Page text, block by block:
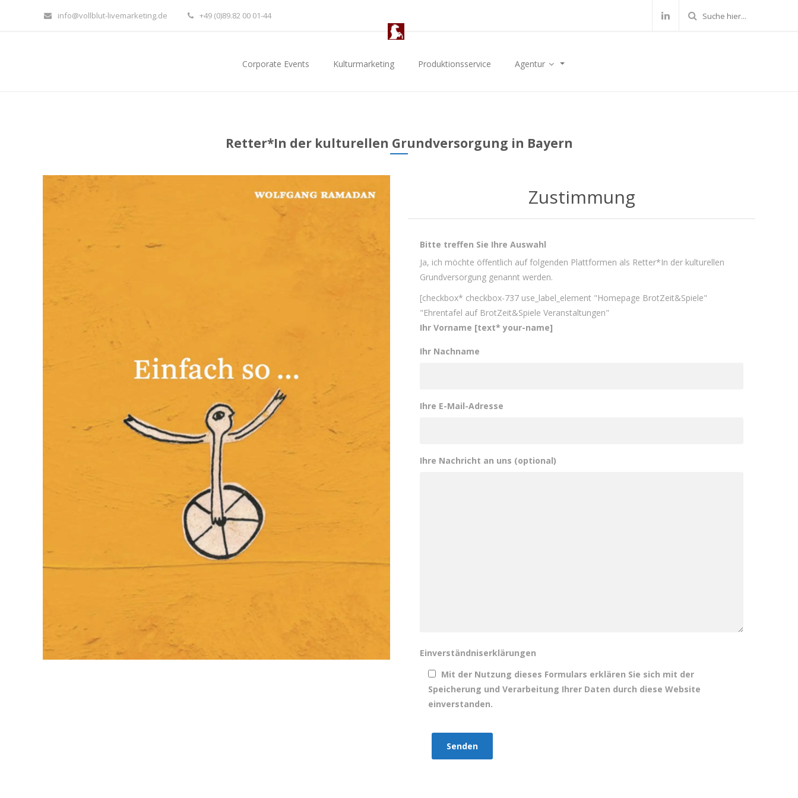
info@vollblut-livemarketing.de +49 (0)89.82 00 01-44
Corporate Events Kulturmarketing Produktionsservice Agentur
Retter*In der kulturellen Grundversorgung in Bayern
Zustimmung
Bitte treffen Sie Ihre Auswahl
Ja, ich möchte öffentlich auf folgenden Plattformen als Retter*In der kulturellen
Grundversorgung genannt werden.
[checkbox* checkbox-737 use_label_element "Homepage BrotZeit&Spiele"
"Ehrentafel auf BrotZeit&Spiele Veranstaltungen"
Ihr Vorname [text* your-name]
Ihr Nachname
Ihre E-Mail-Adresse
Ihre Nachricht an uns (optional)
Einverständniserklärungen
Mit der Nutzung dieses Formulars erklären Sie sich mit der
Speicherung und Verarbeitung Ihrer Daten durch diese Website
einverstanden.